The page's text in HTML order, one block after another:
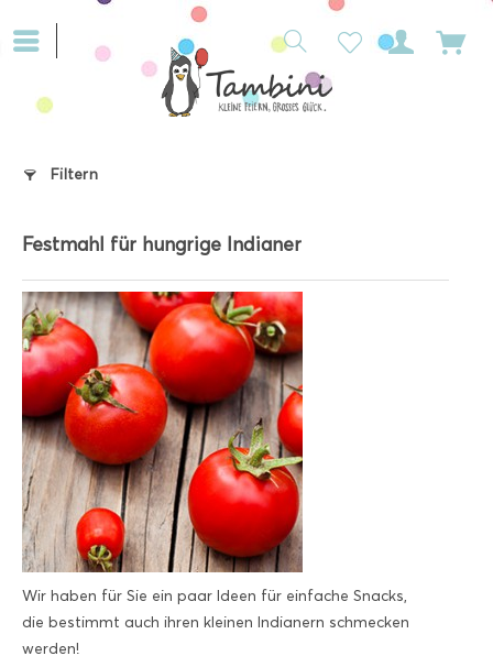
Filtern
Festmahl für hungrige Indianer
Wir haben für Sie ein paar Ideen für einfache Snacks,
die bestimmt auch ihren kleinen Indianern schmecken
werden!